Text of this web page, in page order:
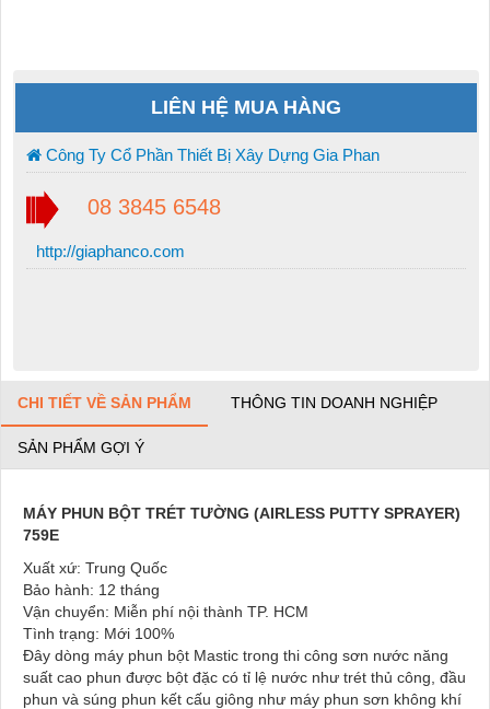
LIÊN HỆ MUA HÀNG
Công Ty Cổ Phần Thiết Bị Xây Dựng Gia Phan
08 3845 6548
http://giaphanco.com
CHI TIẾT VỀ SẢN PHẨM THÔNG TIN DOANH NGHIỆP
SẢN PHẨM GỢI Ý
MÁY PHUN BỘT TRÉT TƯỜNG (AIRLESS PUTTY SPRAYER)
759E
Xuất xứ: Trung Quốc
Bảo hành: 12 tháng
Vận chuyển: Miễn phí nội thành TP. HCM
Tình trạng: Mới 100%
Đây dòng máy phun bột Mastic trong thi công sơn nước năng
suất cao phun được bột đặc có tỉ lệ nước như trét thủ công, đầu
phun và súng phun kết cấu giông như máy phun sơn không khí